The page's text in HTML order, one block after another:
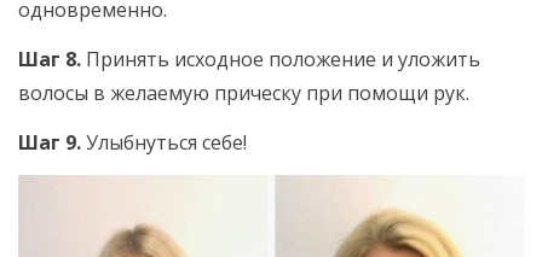
одновременно.
Шаг 8. Принять исходное положение и уложить
волосы в желаемую прическу при помощи рук.
Шаг 9.Улыбнуться себе!